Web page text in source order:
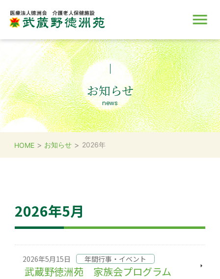
施設のご案内 サービス 入所のご案内 取り組み 採用情報
お知らせ
news
HOME > お知らせ > 2026年
2026年5月
武蔵野徳洲苑 家族会プログラム
2026年5月15日 年間行事・イベント